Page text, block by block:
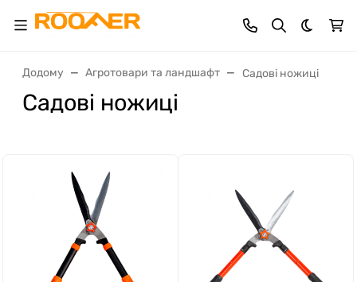
Dark
Додому Агротовари та ландшафт Садові ножиці
Садові ножиці